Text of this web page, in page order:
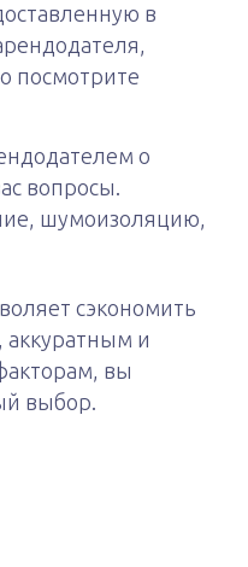
в
посмотрите
о
вопросы.
шумоизоляцию,
сэкономить
и
вы
выбор.